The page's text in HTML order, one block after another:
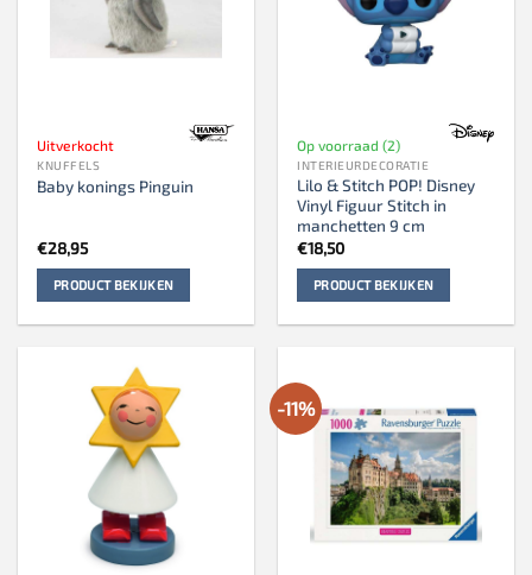
Uitverkocht
KNUFFELS
Baby konings Pinguin
€28,95
PRODUCT BEKIJKEN
Op voorraad (2)
INTERIEURDECORATIE
Lilo & Stitch POP! Disney
Vinyl Figuur Stitch in
manchetten 9 cm
€18,50
PRODUCT BEKIJKEN
-11%